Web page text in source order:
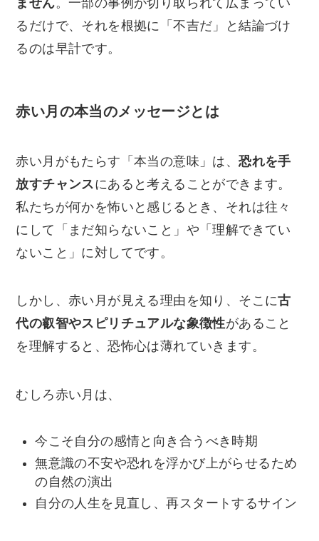
ません。一部の事例が切り取られて広まってい
るだけで、それを根拠に「不吉だ」と結論づけ
るのは早計です。
赤い月の本当のメッセージとは
赤い月がもたらす「本当の意味」は、恐れを手
放すチャンスにあると考えることができます。
私たちが何かを怖いと感じるとき、それは往々
にして「まだ知らないこと」や「理解できてい
ないこと」に対してです。
しかし、赤い月が見える理由を知り、そこに古
代の叡智やスピリチュアルな象徴性があること
を理解すると、恐怖心は薄れていきます。
むしろ赤い月は、
今こそ自分の感情と向き合うべき時期
無意識の不安や恐れを浮かび上がらせるため
の自然の演出
自分の人生を見直し、再スタートするサイン